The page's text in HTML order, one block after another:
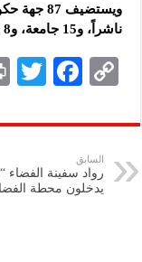
ناشراً، و15 جامعة، و8 مبادرات مخصصة لدعم النشر.
C
p
y
Li
F
eb
k
السابق
يدخلون محطة